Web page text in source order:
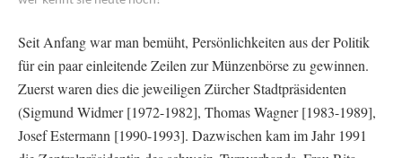
Seit Anfang war man bemüht, Persönlichkeiten aus der Politik
für ein paar einleitende Zeilen zur Münzenbörse zu gewinnen.
Zuerst waren dies die jeweiligen Zürcher Stadtpräsidenten
(Sigmund Widmer [1972-1982], Thomas Wagner [1983-1989],
Josef Estermann [1990-1993]. Dazwischen kam im Jahr 1991